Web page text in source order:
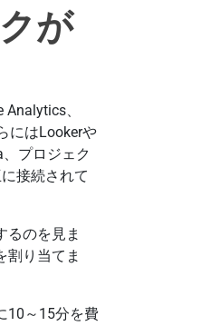
が
Analytics、
にはLookerや
プロジェク
接続されて
るのを見ま
割り当てま
10～15分を費